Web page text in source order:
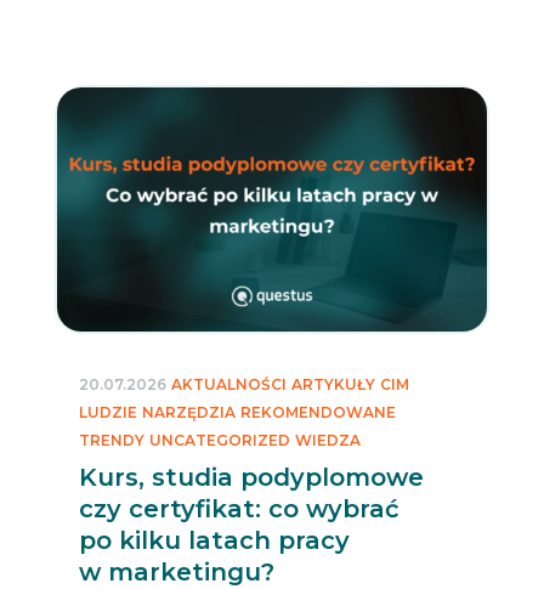
Kurs, studia podyplomowe
czy certyfikat: co wybrać
po kilku latach pracy
w marketingu?
20.07.2026 AKTUALNOŚCI ARTYKUŁY CIM
LUDZIE NARZĘDZIA REKOMENDOWANE
TRENDY UNCATEGORIZED WIEDZA